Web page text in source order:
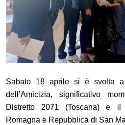
Sabato 18 aprile si è svolta a
dell ’Amicizia, significativo
Distretto 2071 (Toscana) e il
Romagna e Repubblica di San